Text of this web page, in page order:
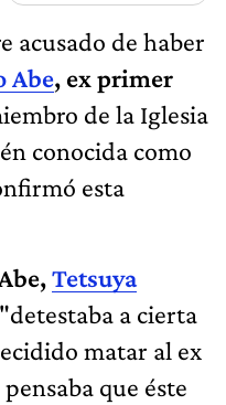
acusado de haber
Abe, ex primer
de la Iglesia
conocida como
esta
Tetsuya
a cierta
matar al ex
que éste